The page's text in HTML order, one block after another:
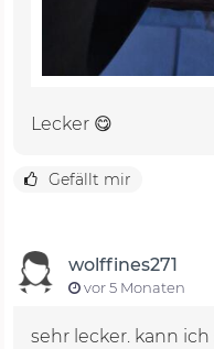
Lecker 😋
Gefällt mir
wolffines271
vor 5 Monaten
sehr lecker. kann